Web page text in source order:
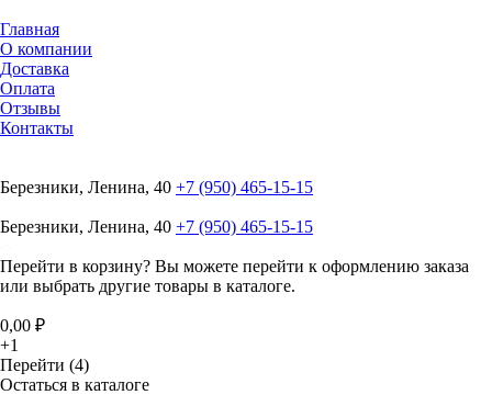
Главная
О компании
Доставка
Оплата
Отзывы
Контакты
Березники, Ленина, 40 +7 (950) 465-15-15
Березники, Ленина, 40 +7 (950) 465-15-15
Перейти в корзину? Вы можете перейти к оформлению заказа
или выбрать другие товары в каталоге.
0,00 ₽
+1
Перейти (4)
Остаться в каталоге